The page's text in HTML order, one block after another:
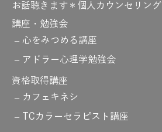
お話聴きます＊個人カウンセリング
講座・勉強会
心をみつめる講座
アドラー心理学勉強会
資格取得講座
カフェキネシ
TCカラーセラピスト講座